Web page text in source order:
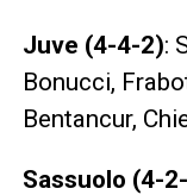
Juve (4-4-2):
Bonucci,
Bentancur,
Sassuolo (4-